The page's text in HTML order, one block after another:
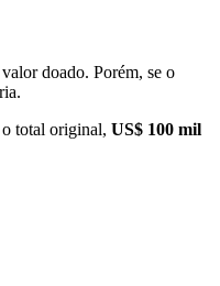
doado. Porém, se o
total original, US$ 100 mil